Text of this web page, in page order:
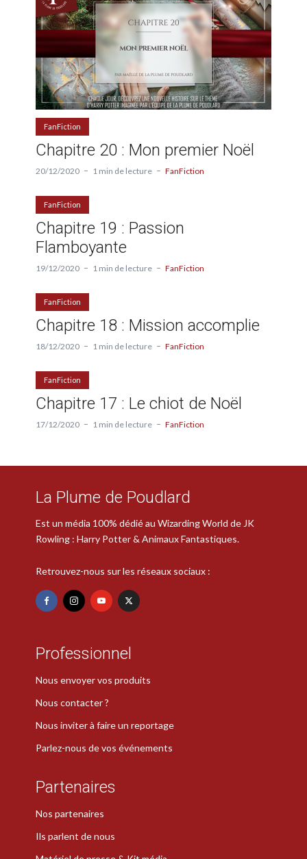
FanFiction
Chapitre 20 : Mon premier Noël
20/12/2020 1 min de lecture FanFiction
FanFiction
Chapitre 19 : Passion
Flamboyante
19/12/2020 1 min de lecture FanFiction
FanFiction
Chapitre 18 : Mission accomplie
18/12/2020 1 min de lecture FanFiction
FanFiction
Chapitre 17 : Le chiot de Noël
17/12/2020 1 min de lecture FanFiction
La Plume de Poudlard
Est un média 100% dédié au Wizarding World de JK
Rowling : Harry Potter & Animaux Fantastiques.
Retrouvez-nous sur les réseaux sociaux :
Professionnel
Nous envoyer vos produits
Nous contacter ?
Nous inviter à faire un reportage
Parlez-nous de vos événements
Partenaires
Nos partenaires
Ils parlent de nous